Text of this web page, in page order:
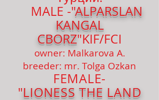
MALE -"ALPARSLAN
KANGAL
CBORZ"KIF/FCI
owner: Malkarova A.
breeder: mr. Tolga Ozkan
FEMALE-
"LIONESS THE LAND